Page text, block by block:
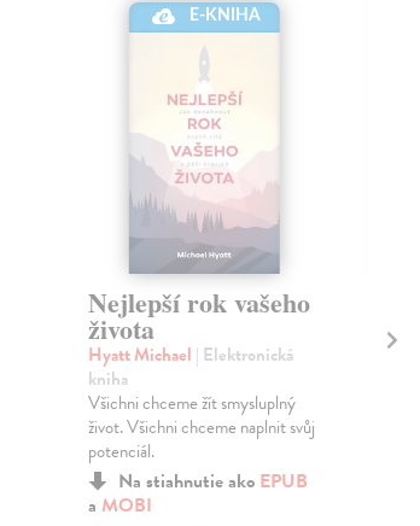
E-KNIHA
Nejlepší rok vašeho
života
Hyatt Michael | Elektronická
kniha
Všichni chceme žít smysluplný
život. Všichni chceme naplnit svůj
potenciál.
Na stiahnutie ako EPUB
a MOBI